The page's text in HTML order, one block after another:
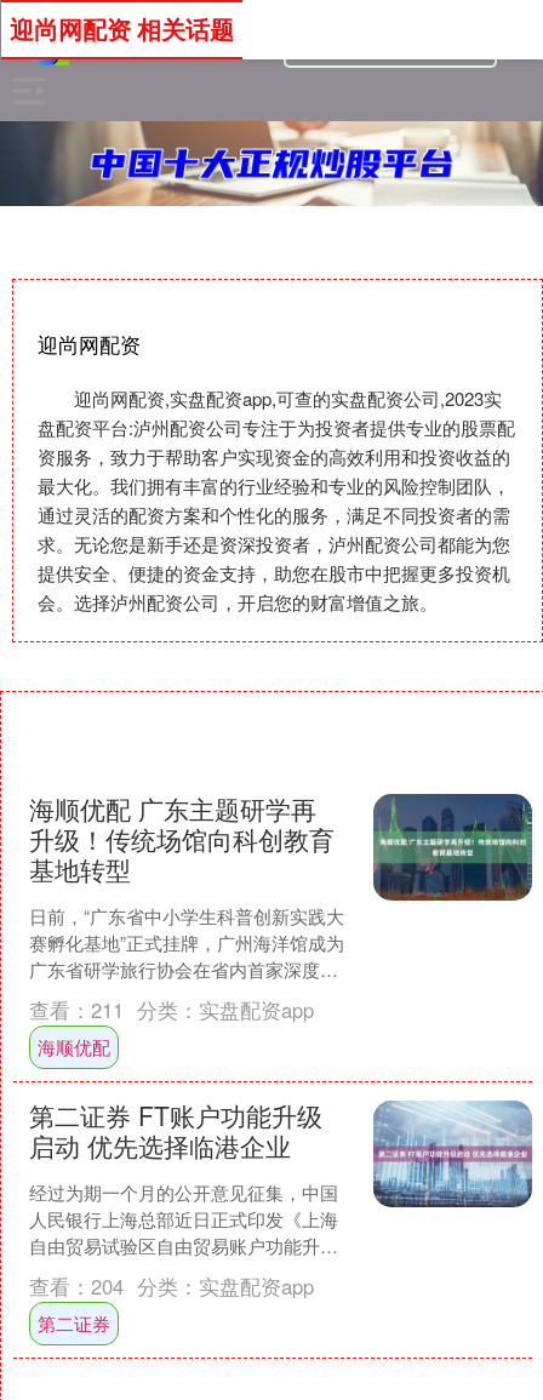
迎尚网配资
迎尚网配资,实盘配资app,可查的实盘配资公司,2023实
盘配资平台:泸州配资公司专注于为投资者提供专业的股票配
资服务，致力于帮助客户实现资金的高效利用和投资收益的
最大化。我们拥有丰富的行业经验和专业的风险控制团队，
通过灵活的配资方案和个性化的服务，满足不同投资者的需
求。无论您是新手还是资深投资者，泸州配资公司都能为您
提供安全、便捷的资金支持，助您在股市中把握更多投资机
会。选择泸州配资公司，开启您的财富增值之旅。
迎尚网配资 相关话题
海顺优配 广东主题研学再
升级！传统场馆向科创教育
基地转型
日前，“广东省中小学生科普创新实践大
赛孵化基地”正式挂牌，广州海洋馆成为
广东省研学旅行协会在省内首家深度绑
定白名单赛事及科创研学内容孵化的科
普场馆合作伙伴，这意....
查看： 211 分类： 实盘配资app
海顺优配
第二证券 FT账户功能升级
启动 优先选择临港企业
经过为期一个月的公开意见征集，中国
人民银行上海总部近日正式印发《上海
自由贸易试验区自由贸易账户功能升级
实施办法（试行）》（下称“办法”），旨
在探索实现自由贸易账....
查看： 204 分类： 实盘配资app
第二证券